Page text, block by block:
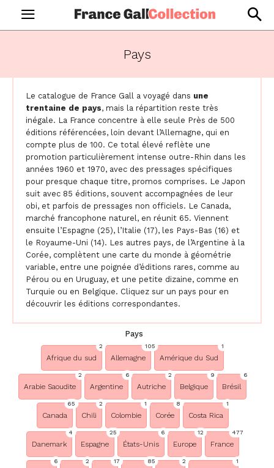
Pays
Le catalogue de France Gall a voyagé dans une
trentaine de pays, mais la répartition reste très
inégale. La France concentre à elle seule Près de 500
éditions référencées, loin devant l’Allemagne, qui en
compte plus de 100. Ce total élevé reflète une
promotion particulièrement intense outre-Rhin dans les
années 1960 et 1970, avec des pressages spécifiques
pour presque chaque titre, promos comprises. Le Japon
suit avec 85 éditions, souvent accompagnées de leur
obi, et parfois de pressages non officiels. Le Canada,
marché francophone naturel, en réunit 65. Viennent
ensuite l’Espagne (25), l’Italie (17), les Pays-Bas (16) et
le Royaume-Uni (14). Les autres pays, de l’Argentine à la
Corée, complètent une carte du monde à géométrie
variable, entre une poignée d’éditions rares, comme au
Pérou ou en Uruguay, et une petite dizaine, comme en
Turquie ou en Belgique. Cliquez sur un pays pour en
découvrir les éditions correspondantes.
Pays
2
Afrique du sud
105
Allemagne
1
Amérique du Sud
2
Arabie Saoudite
6
Argentine
2
Autriche
9
Belgique
6
Brésil
65
Canada
2
Chili
1
Colombie
8
Corée
1
Costa Rica
4
Danemark
25
Espagne
6
États-Unis
12
Europe
477
France
6 2 17 85 2 1